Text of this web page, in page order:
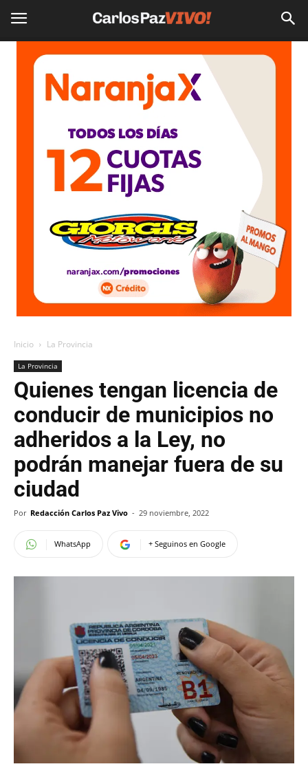
Inicio La Provincia
La Provincia
Quienes tengan licencia de
conducir de municipios no
adheridos a la Ley, no
podrán manejar fuera de su
ciudad
Por Redacción Carlos Paz Vivo - 29 noviembre, 2022
WhatsApp + Seguinos en Google